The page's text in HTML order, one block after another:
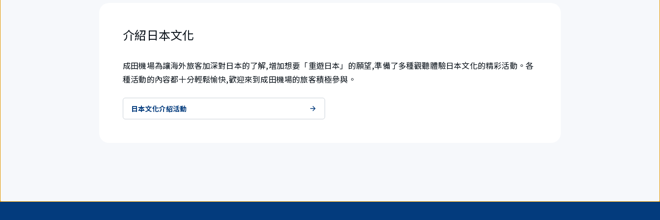
介紹日本文化
成田機場為讓海外旅客加深對日本的了解,增加想要「重遊日本」的願望,準備了多種觀聽體驗日本文化的精彩活動。各
種活動的內容都十分輕鬆愉快,歡迎來到成田機場的旅客積極參與。
日本文化介紹活動